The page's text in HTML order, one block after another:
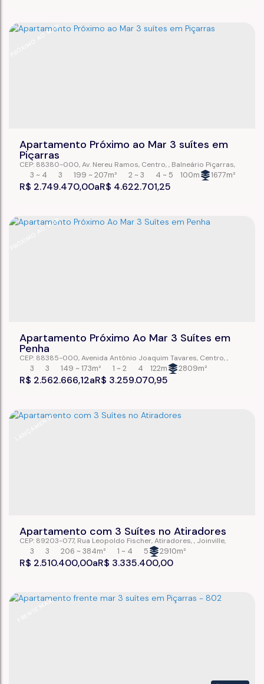
PRÓXIMO AO MAR
Apartamento Próximo ao Mar 3 suítes em
Piçarras
R$ 2.749.470,00 R$ 4.622.701,25
CEP: 88380-000,Av. Nereu Ramos, Centro , Balneário Piçarras,
Santa Catarina
Brasil
3 ~ 4 4 ~ 5
199 ~ 207m²
3 2 ~ 3 100m 1677m²
PRÓXIMO AO MAR
Apartamento Próximo Ao Mar 3 Suítes em
Penha
R$ 2.562.666,12 R$ 3.259.070,95
CEP: 88385-000,Avenida Antônio Joaquim Tavares, Centro ,
Penha
Santa Catarina,Brasil
3 4
149 ~ 173m²
3 1 ~ 2 122m 2809m²
LANÇAMENTO
Apartamento com 3 Suítes no Atiradores
R$ 2.510.400,00 R$ 3.335.400,00
CEP: 89203-077, Rua Leopoldo Fischer,Atiradores , Joinville,
Santa Catarina,Brasil
3 5
206 ~ 384m²
3 1 ~ 4 2910m²
FRENTE MAR